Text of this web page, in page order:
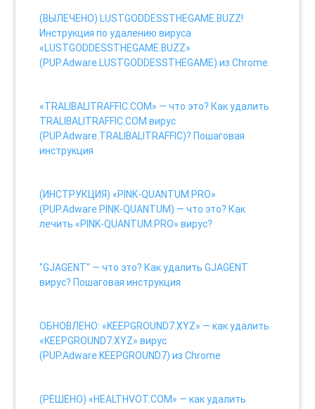
(ВЫЛЕЧЕНО) LUSTGODDESSTHEGAME.BUZZ!
Инструкция по удалению вируса
«LUSTGODDESSTHEGAME.BUZZ»
(PUP.Adware.LUSTGODDESSTHEGAME) из Chrome
«TRALIBALITRAFFIC.COM» — что это? Как удалить
TRALIBALITRAFFIC.COM вирус
(PUP.Adware.TRALIBALITRAFFIC)? Пошаговая
инструкция
(ИНСТРУКЦИЯ) «PINK-QUANTUM.PRO»
(PUP.Adware.PINK-QUANTUM) — что это? Как
лечить «PINK-QUANTUM.PRO» вирус?
"GJAGENT" — что это? Как удалить GJAGENT
вирус? Пошаговая инструкция
ОБНОВЛЕНО: «KEEPGROUND7.XYZ» — как удалить
«KEEPGROUND7.XYZ» вирус
(PUP.Adware.KEEPGROUND7) из Chrome
(РЕШЕНО) «HEALTHVOT.COM» — как удалить